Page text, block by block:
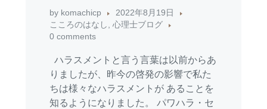
by komachicp
2022年8月19日
こころのはなし, 心理士ブログ
0 comments
ハラスメントと言う言葉は以前からあ
りましたが、昨今の啓発の影響で私た
ちは様々なハラスメントが あることを
知るようになりました。 パワハラ・セ